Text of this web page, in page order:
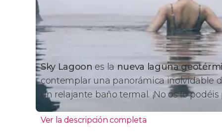
Sky Lagoon es la nueva laguna
contemplar una panorámica inolvidable
un relajante baño termal. ¡No os lo podéis
Ver la descripción completa